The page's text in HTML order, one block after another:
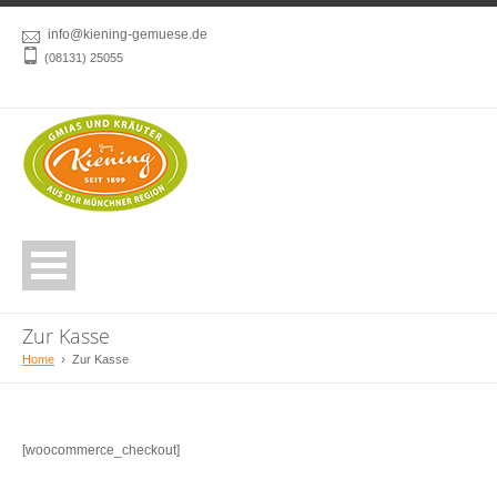
info@kiening-gemuese.de
(08131) 25055
Zur Kasse
Home › Zur Kasse
[woocommerce_checkout]